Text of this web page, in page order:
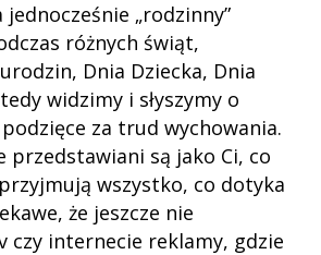
jednocześnie „rodzinny”
różnych świąt,
Dnia Dziecka, Dnia
widzimy i słyszymy o
za trud wychowania.
przedstawiani są jako Ci, co
wszystko, co dotyka
że jeszcze nie
czy internecie reklamy, gdzie